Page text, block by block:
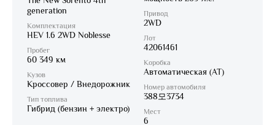
generation
Комплектация
HEV 1.6 2WD Noblesse
Пробег
60 349 км
Кузов
Кроссовер / Внедорожник
Тип топлива
Гибрид (бензин + электро)
Привод
2WD
Лот
42061461
Коробка
Автоматическая (AT)
Номер автомобиля
388모3734
Мест
6